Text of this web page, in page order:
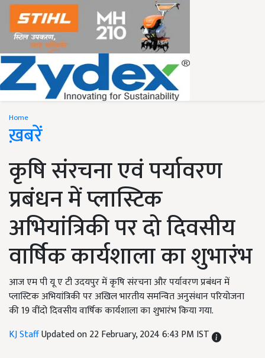
Home
ख़बरें
कृषि संरचना एवं पर्यावरण
प्रबंधन में प्लास्टिक
अभियांत्रिकी पर दो दिवसीय
वार्षिक कार्यशाला का शुभारंभ
आज एम पी यू ए टी उदयपुर में कृषि संरचना और पर्यावरण प्रबंधन में
प्लास्टिक अभियांत्रिकी पर अखिल भारतीय समन्वित अनुसंधान परियोजना
की 19 वींदो दिवसीय वार्षिक कार्यशाला का शुभारंभ किया गया.
KJ StaffUpdated on 22 February, 2024 6:43 PM IST